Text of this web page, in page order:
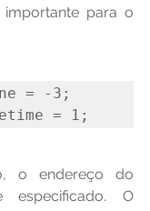
para o
= -3;
= 1;
especificado. O